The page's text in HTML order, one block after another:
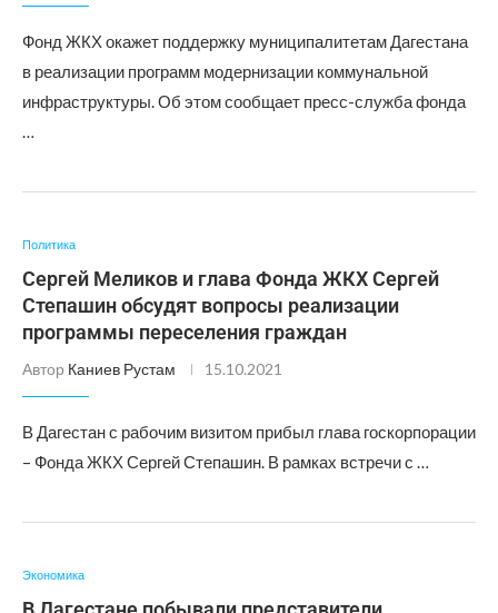
Фонд ЖКХ окажет поддержку муниципалитетам Дагестана
в реализации программ модернизации коммунальной
инфраструктуры. Об этом сообщает пресс-служба фонда
…
Политика
Сергей Меликов и глава Фонда ЖКХ Сергей
Степашин обсудят вопросы реализации
программы переселения граждан
Автор Каниев Рустам 15.10.2021
В Дагестан с рабочим визитом прибыл глава госкорпорации
– Фонда ЖКХ Сергей Степашин. В рамках встречи с …
Экономика